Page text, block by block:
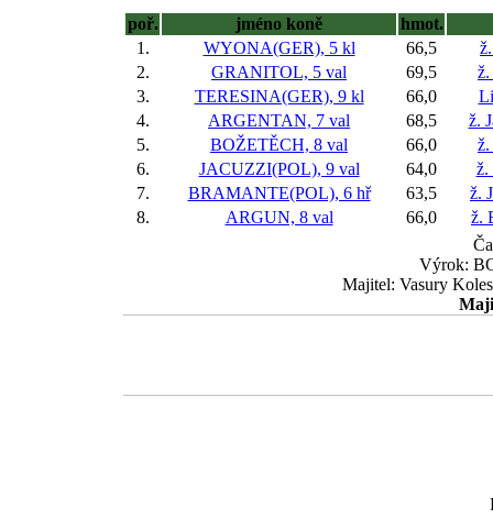
poř. jméno koně
hmot.
1.
WYONA(GER), 5 kl 66,5
2.
GRANITOL, 5 val 69,5
ž.
3.
TERESINA(GER), 9 kl 66,0
4.
ARGENTAN, 7 val 68,5
ž.
5.
BOŽETĚCH, 8 val 66,0
6.
JACUZZI(POL), 9 val 64,0
ž.
7.
BRAMANTE(POL), 6 hř 63,5
ž.
8.
ARGUN, 8 val 66,0
ž.
Výrok:
Majitel: Vasury